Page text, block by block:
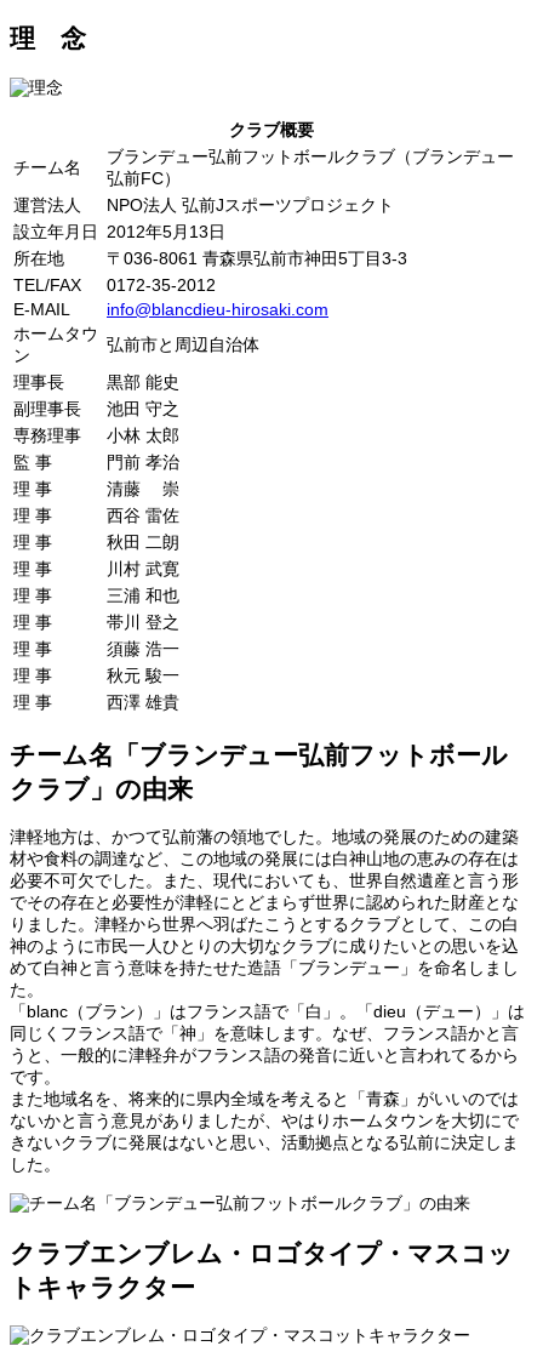
理 念
クラブ概要
チーム名
ブランデュー弘前フットボールクラブ（ブランデュー
弘前FC）
運営法人
NPO法人 弘前Jスポーツプロジェクト
設立年月日
2012年5月13日
所在地
〒036-8061 青森県弘前市神田5丁目3-3
TEL/FAX
0172-35-2012
E-MAIL
info@blancdieu-hirosaki.com
ホームタウ
ン
弘前市と周辺自治体
理事長
黒部 能史
副理事長
池田 守之
専務理事
小林 太郎
監 事
門前 孝治
理 事
清藤 崇
理 事
西谷 雷佐
理 事
秋田 二朗
理 事
川村 武寛
理 事
三浦 和也
理 事
帯川 登之
理 事
須藤 浩一
理 事
秋元 駿一
理 事
西澤 雄貴
チーム名「ブランデュー弘前フットボール
クラブ」の由来
津軽地方は、かつて弘前藩の領地でした。地域の発展のための建築
材や食料の調達など、この地域の発展には白神山地の恵みの存在は
必要不可欠でした。また、現代においても、世界自然遺産と言う形
でその存在と必要性が津軽にとどまらず世界に認められた財産とな
りました。津軽から世界へ羽ばたこうとするクラブとして、この白
神のように市民一人ひとりの大切なクラブに成りたいとの思いを込
めて白神と言う意味を持たせた造語「ブランデュー」を命名しまし
た。
「blanc（ブラン）」はフランス語で「白」。「dieu（デュー）」は
同じくフランス語で「神」を意味します。なぜ、フランス語かと言
うと、一般的に津軽弁がフランス語の発音に近いと言われてるから
です。
また地域名を、将来的に県内全域を考えると「青森」がいいのでは
ないかと言う意見がありましたが、やはりホームタウンを大切にで
きないクラブに発展はないと思い、活動拠点となる弘前に決定しま
した。
クラブエンブレム・ロゴタイプ・マスコッ
トキャラクター